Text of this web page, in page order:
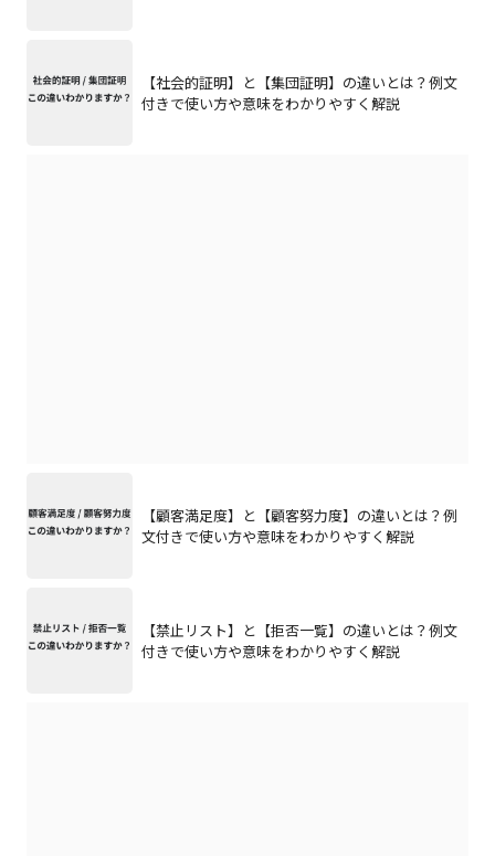
【社会的証明】と【集団証明】の違いとは？例文
付きで使い方や意味をわかりやすく解説
【顧客満足度】と【顧客努力度】の違いとは？例
文付きで使い方や意味をわかりやすく解説
【禁止リスト】と【拒否一覧】の違いとは？例文
付きで使い方や意味をわかりやすく解説